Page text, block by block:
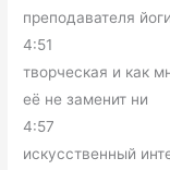
преподавателя
4:51
творческая и как
её не заменит ни
4:57
искусственный